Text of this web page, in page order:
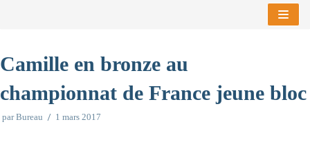
contenu
Camille en bronze au
championnat de France jeune bloc
parBureau 1 mars 2017